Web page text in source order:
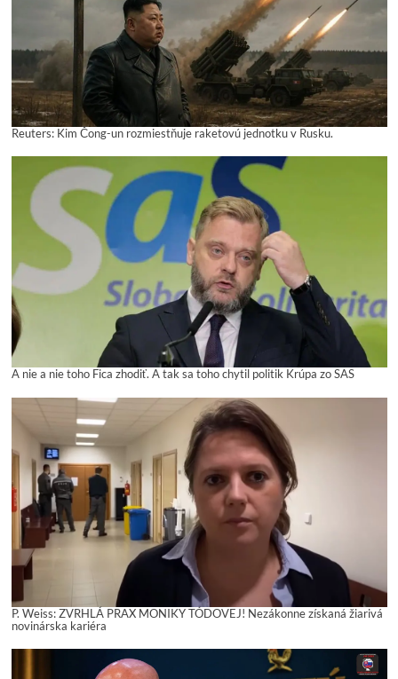
Reuters: Kim Čong-un rozmiestňuje raketovú jednotku v Rusku.
A nie a nie toho Fica zhodiť. A tak sa toho chytil politik Krúpa zo SAS
P. Weiss: ZVRHLÁ PRAX MONIKY TÓDOVEJ! Nezákonne získaná žiarivá
novinárska kariéra